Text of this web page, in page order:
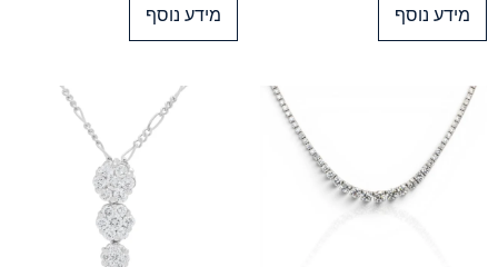
מידע נוסף מידע נוסף